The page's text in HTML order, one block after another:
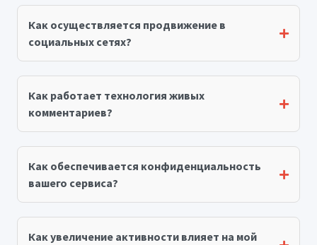
Как осуществляется продвижение в
социальных сетях?
Как работает технология живых
комментариев?
Как обеспечивается конфиденциальность
вашего сервиса?
Как увеличение активности влияет на мой